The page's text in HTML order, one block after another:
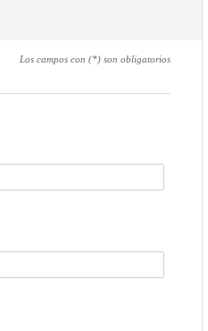
Los campos con (*) son obligatorios